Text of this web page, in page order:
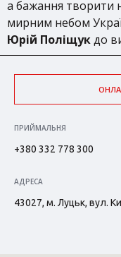
а бажання творити
мирним небом
Юрій Поліщукдо
ПРИЙМАЛЬНЯ
+380 332 778 300
АДРЕСА
43027, м. Луцьк, вул.